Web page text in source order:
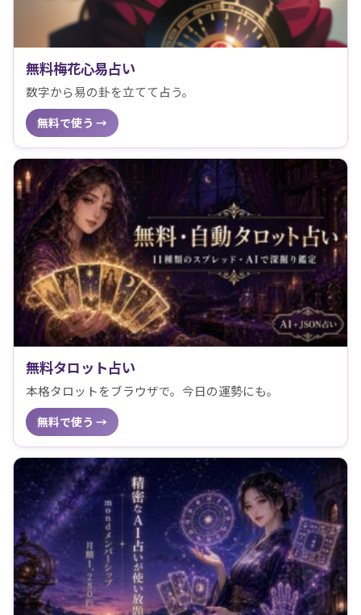
無料梅花心易占い
数字から易の卦を立てて占う。
無料で使う →
無料タロット占い
本格タロットをブラウザで。今日の運勢にも。
無料で使う →